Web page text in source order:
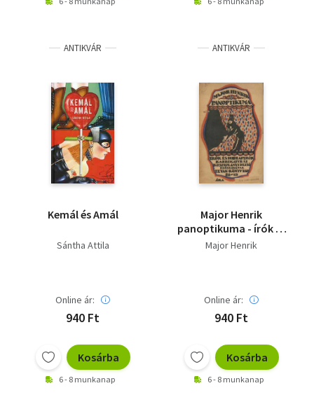
ANTIKVÁR
Kemál és Amál
Sántha Attila
Online ár:
940 Ft
Kosárba
6 - 8 munkanap
ANTIKVÁR
Major Henrik
panoptikuma - írók és
hírlapírók karrikatúrái
Major Henrik
Online ár:
940 Ft
Kosárba
6 - 8 munkanap